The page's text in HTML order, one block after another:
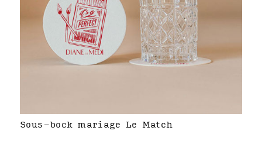
Sous-bock mariage Le Match